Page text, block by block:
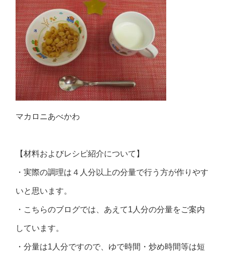
マカロニあべかわ
【材料およびレシピ紹介について】
・実際の調理は４人分以上の分量で行う方が作りやす
いと思います。
・こちらのブログでは、あえて1人分の分量をご案内
しています。
・分量は1人分ですので、ゆで時間・炒め時間等は短